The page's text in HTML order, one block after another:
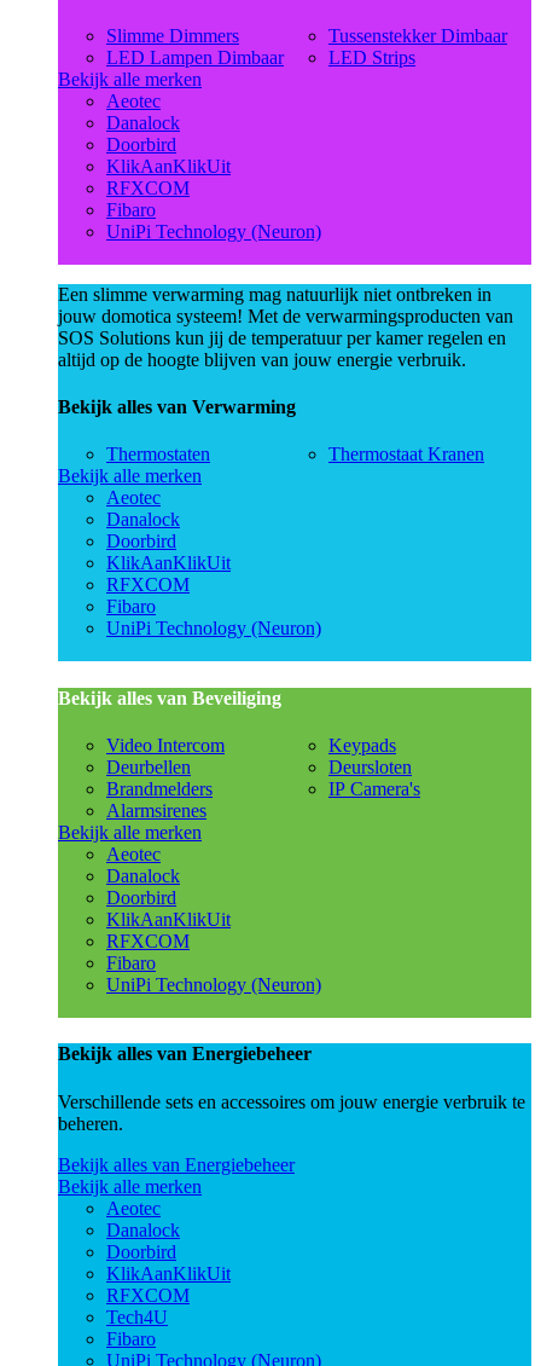
Slimme Dimmers
LED Lampen Dimbaar
Tussenstekker Dimbaar
LED Strips
Bekijk alle merken
Aeotec
Danalock
Doorbird
KlikAanKlikUit
RFXCOM
Fibaro
UniPi Technology (Neuron)
Een slimme verwarming mag natuurlijk niet ontbreken in
jouw domotica systeem! Met de verwarmingsproducten van
SOS Solutions kun jij de temperatuur per kamer regelen en
altijd op de hoogte blijven van jouw energie verbruik.
Bekijk alles van Verwarming
Thermostaten
Thermostaat Kranen
Bekijk alle merken
Aeotec
Danalock
Doorbird
KlikAanKlikUit
RFXCOM
Fibaro
UniPi Technology (Neuron)
Bekijk alles van Beveiliging
Video Intercom
Deurbellen
Brandmelders
Alarmsirenes
Keypads
Deursloten
IP Camera's
Bekijk alle merken
Aeotec
Danalock
Doorbird
KlikAanKlikUit
RFXCOM
Fibaro
UniPi Technology (Neuron)
Bekijk alles van Energiebeheer
Verschillende sets en accessoires om jouw energie verbruik te
beheren.
Bekijk alles van Energiebeheer
Bekijk alle merken
Aeotec
Danalock
Doorbird
KlikAanKlikUit
RFXCOM
Tech4U
Fibaro
UniPi Technology (Neuron)